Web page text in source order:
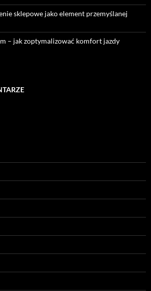
sklepowe jako element przemyślanej
– jak zoptymalizować komfort jazdy